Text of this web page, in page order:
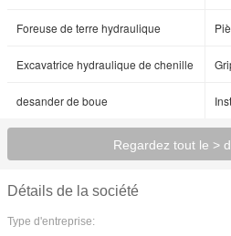
Foreuse de terre hydraulique
Excavatrice hydraulique de chenille
desander de boue
Regardez tout le >
Détails de la société
Type d'entreprise: